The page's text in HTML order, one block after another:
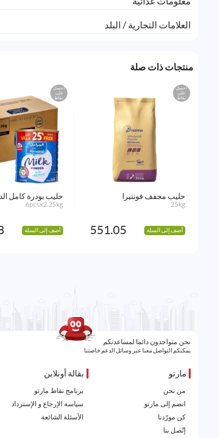
العلامات التجارية / البلد
منتجات ذات صلة
احصل
على
نقاط
حليب مجفف فونتيرا
25kg
أضف إلى السلة 551.05
احصل
على
نقاط
حليب بودرة كامل
6pcsx2.25kg
أضف إلى السلة
نحن متواجدون دائما لمساعدتكم
يمكنكم التواصل معنا عبر وسائل الدعم خاصتنا
مارتو
من نحن
انضم إلى مارتو
كن مورّدنا
إتّصل بنا
بقالة أونلاين
برنامج نقاط مارتو
سياسة الإرجاع و الإسترداد
الأسئلة الشائعة